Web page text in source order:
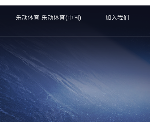
乐动体育-乐动体育(中国) 加入我们